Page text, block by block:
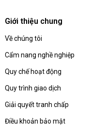
Giới thiệu chung
Về chúng tôi
Cẩm nang nghề nghiệp
Quy chế hoạt động
Quy trình giao dịch
Giải quyết tranh chấp
Điều khoản bảo mật